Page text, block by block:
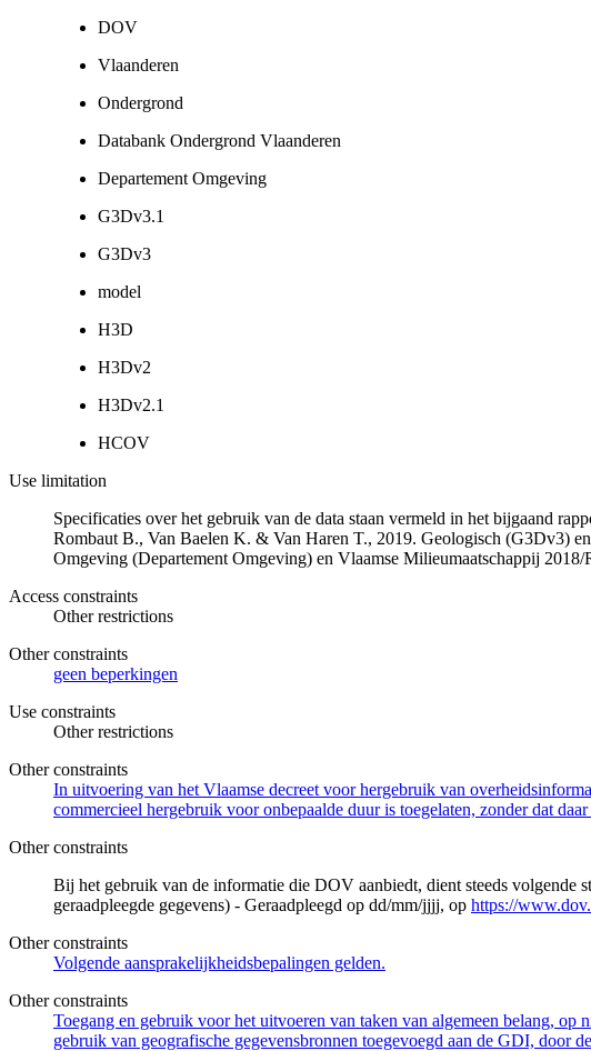
DOV
Vlaanderen
Ondergrond
Databank Ondergrond Vlaanderen
Departement Omgeving
G3Dv3.1
G3Dv3
model
H3D
H3Dv2
H3Dv2.1
HCOV
Use limitation
Specificaties over het gebruik van de data staan vermeld in het bijgaand
Rombaut B., Van Baelen K. & Van Haren T., 2019. Geologisch (G3Dv3)
Omgeving (Departement Omgeving) en Vlaamse Milieumaatschappij
Access constraints
Other restrictions
Other constraints
geen beperkingen
Use constraints
Other restrictions
Other constraints
In uitvoering van het Vlaamse decreet voor hergebruik van
commercieel hergebruik voor onbepaalde duur is toegelaten, zonder dat
Other constraints
Bij het gebruik van de informatie die DOV aanbiedt, dient steeds volgende
geraadpleegde gegevens) - Geraadpleegd op dd/mm/jjjj, op https://
Other constraints
Volgende aansprakelijkheidsbepalingen gelden.
Other constraints
Toegang en gebruik voor het uitvoeren van taken van algemeen belang, op
gebruik van geografische gegevensbronnen toegevoegd aan de GDI, door